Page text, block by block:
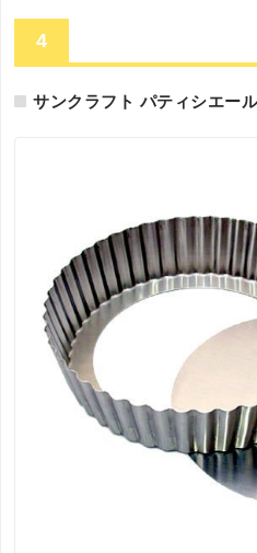
4
サンクラフト パティシエー